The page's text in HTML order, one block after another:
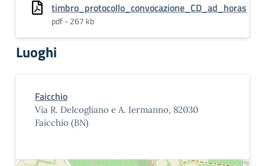
timbro_protocollo_convocazione_CD_ad_horas
pdf - 267 kb
Luoghi
Faicchio
Via R. Delcogliano e A. Iermanno, 82030
Faicchio (BN)